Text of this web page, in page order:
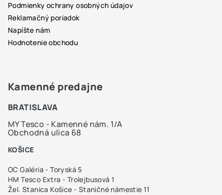
Podmienky ochrany osobných údajov
Reklamačný poriadok
Napíšte nám
Hodnotenie obchodu
Kamenné predajne
BRATISLAVA
MY Tesco - Kamenné nám. 1/A
Obchodná ulica 68
KOŠICE
OC Galéria - Toryská 5
HM Tesco Extra - Trolejbusová 1
Žel. Stanica Košice - Staničné námestie 11